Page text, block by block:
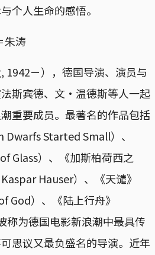
个人生命的感悟。
朱涛
1942－），德国导演、演员与
斯宾德、文·温德斯等人一起
重要成员。最著名的作品包括
Dwarfs Started Small）、
Glass）、《加斯柏荷西之
Hauser）、《天谴》
God）、《陆上行舟》
称为德国电影新浪潮中最具传
思议又最负盛名的导演。近年